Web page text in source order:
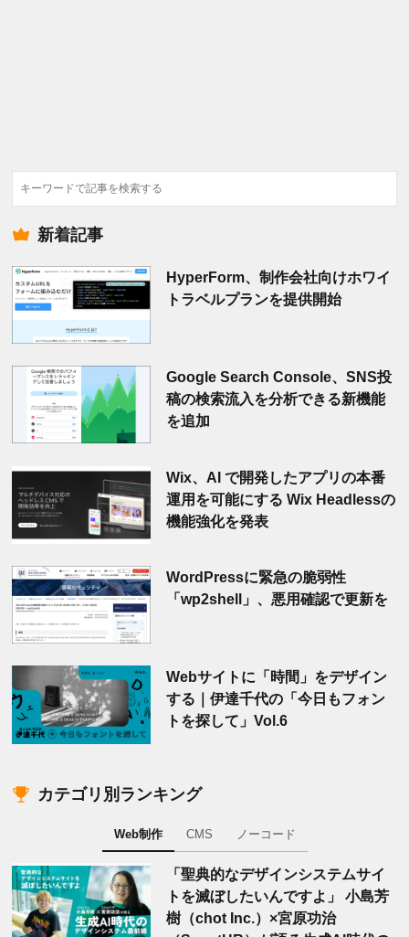
検
索
新着記事
HyperForm、制作会社向けホワイ
トラベルプランを提供開始
Google Search Console、SNS投
稿の検索流入を分析できる新機能
を追加
Wix、AI で開発したアプリの本番
運用を可能にする Wix Headlessの
機能強化を発表
WordPressに緊急の脆弱性
「wp2shell」、悪用確認で更新を
Webサイトに「時間」をデザイン
する｜伊達千代の「今日もフォン
トを探して」Vol.6
カテゴリ別ランキング
Web制作 CMS ノーコード
「聖典的なデザインシステムサイ
トを滅ぼしたいんですよ」 小島芳
樹（chot Inc.）×宮原功治